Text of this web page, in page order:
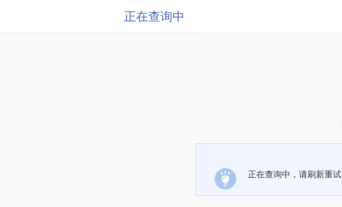
正在查询中
正在查询中，请刷新重试